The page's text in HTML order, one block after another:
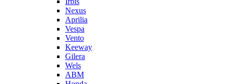
Nexus
Aprilia
Vespa
Vento
Keeway
Gilera
Wels
ABM